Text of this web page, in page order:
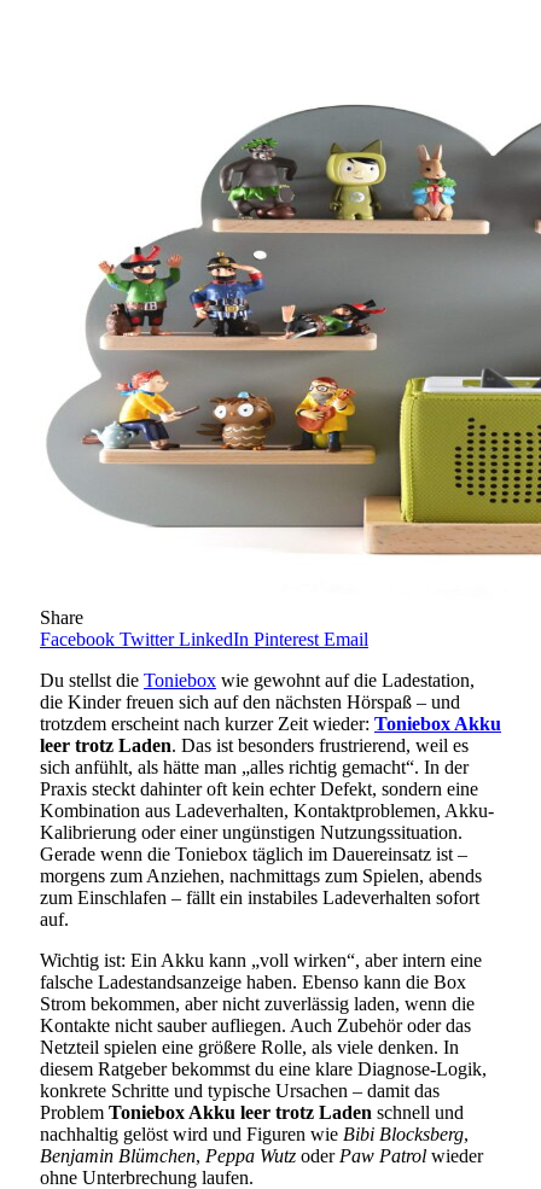
Share
Facebook Twitter LinkedIn Pinterest Email
Du stellst die Toniebox wie gewohnt auf die Ladestation,
die Kinder freuen sich auf den nächsten Hörspaß – und
trotzdem erscheint nach kurzer Zeit wieder: Toniebox Akku
leer trotz Laden. Das ist besonders frustrierend, weil es
sich anfühlt, als hätte man „alles richtig gemacht“. In der
Praxis steckt dahinter oft kein echter Defekt, sondern eine
Kombination aus Ladeverhalten, Kontaktproblemen, Akku-
Kalibrierung oder einer ungünstigen Nutzungssituation.
Gerade wenn die Toniebox täglich im Dauereinsatz ist –
morgens zum Anziehen, nachmittags zum Spielen, abends
zum Einschlafen – fällt ein instabiles Ladeverhalten sofort
auf.
Wichtig ist: Ein Akku kann „voll wirken“, aber intern eine
falsche Ladestandsanzeige haben. Ebenso kann die Box
Strom bekommen, aber nicht zuverlässig laden, wenn die
Kontakte nicht sauber aufliegen. Auch Zubehör oder das
Netzteil spielen eine größere Rolle, als viele denken. In
diesem Ratgeber bekommst du eine klare Diagnose-Logik,
konkrete Schritte und typische Ursachen – damit das
Problem Toniebox Akku leer trotz Laden schnell und
nachhaltig gelöst wird und Figuren wie Bibi Blocksberg,
Benjamin Blümchen, Peppa Wutz oder Paw Patrol wieder
ohne Unterbrechung laufen.